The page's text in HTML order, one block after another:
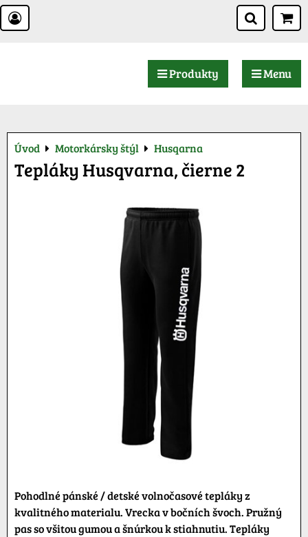
Produkty Menu
Úvod Motorkársky štýl Husqarna
Tepláky Husqvarna, čierne 2
Pohodlné pánské / detské volnočasové tepláky z
kvalitného materialu. Vrecka v bočních švoch. Pružný
pas so všitou gumou a šnúrkou k stiahnutiu. Tepláky